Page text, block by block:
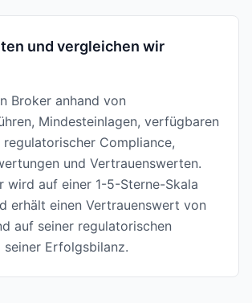
und vergleichen wir
Broker anhand von
Mindesteinlagen, verfügbaren
Compliance,
und Vertrauenswerten.
wird auf einer 1-5-Sterne-Skala
erhält einen Vertrauenswert von
auf seiner regulatorischen
seiner Erfolgsbilanz.